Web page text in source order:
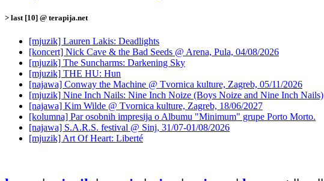
> last [10] @ terapija.net
[mjuzik] Lauren Lakis: Deadlights
[koncert] Nick Cave & the Bad Seeds @ Arena, Pula, 04/08/2026
[mjuzik] The Suncharms: Darkening Sky
[mjuzik] THE HU: Hun
[najawa] Conway the Machine @ Tvornica kulture, Zagreb, 05/11/2026
[mjuzik] Nine Inch Nails: Nine Inch Noize (Boys Noize and Nine Inch Nails)
[najawa] Kim Wilde @ Tvornica kulture, Zagreb, 18/06/2027
[kolumna] Par osobnih impresija o Albumu "Minimum" grupe Porto Morto.
[najawa] S.A.R.S. festival @ Sinj, 31/07-01/08/2026
[mjuzik] Art Of Heart: Liberté